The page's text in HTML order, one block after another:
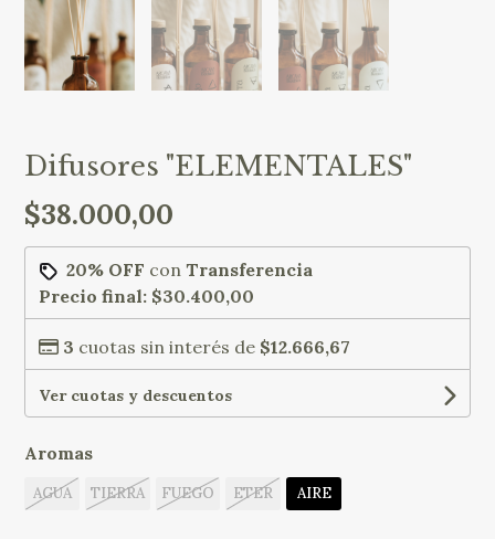
Difusores "ELEMENTALES"
$38.000,00
20% OFF con Transferencia
Precio final: $30.400,00
3 cuotas sin interés de $12.666,67
Ver cuotas y descuentos
Aromas
AGUA TIERRA FUEGO ETER AIRE